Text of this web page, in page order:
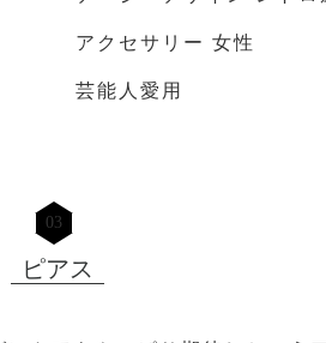
アクセサリー 女性
芸能人愛用
03
ピアス